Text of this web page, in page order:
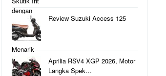
Review Suzuki Access 125
Aprilia RSV4 XGP 2026, Motor
Langka Spek…